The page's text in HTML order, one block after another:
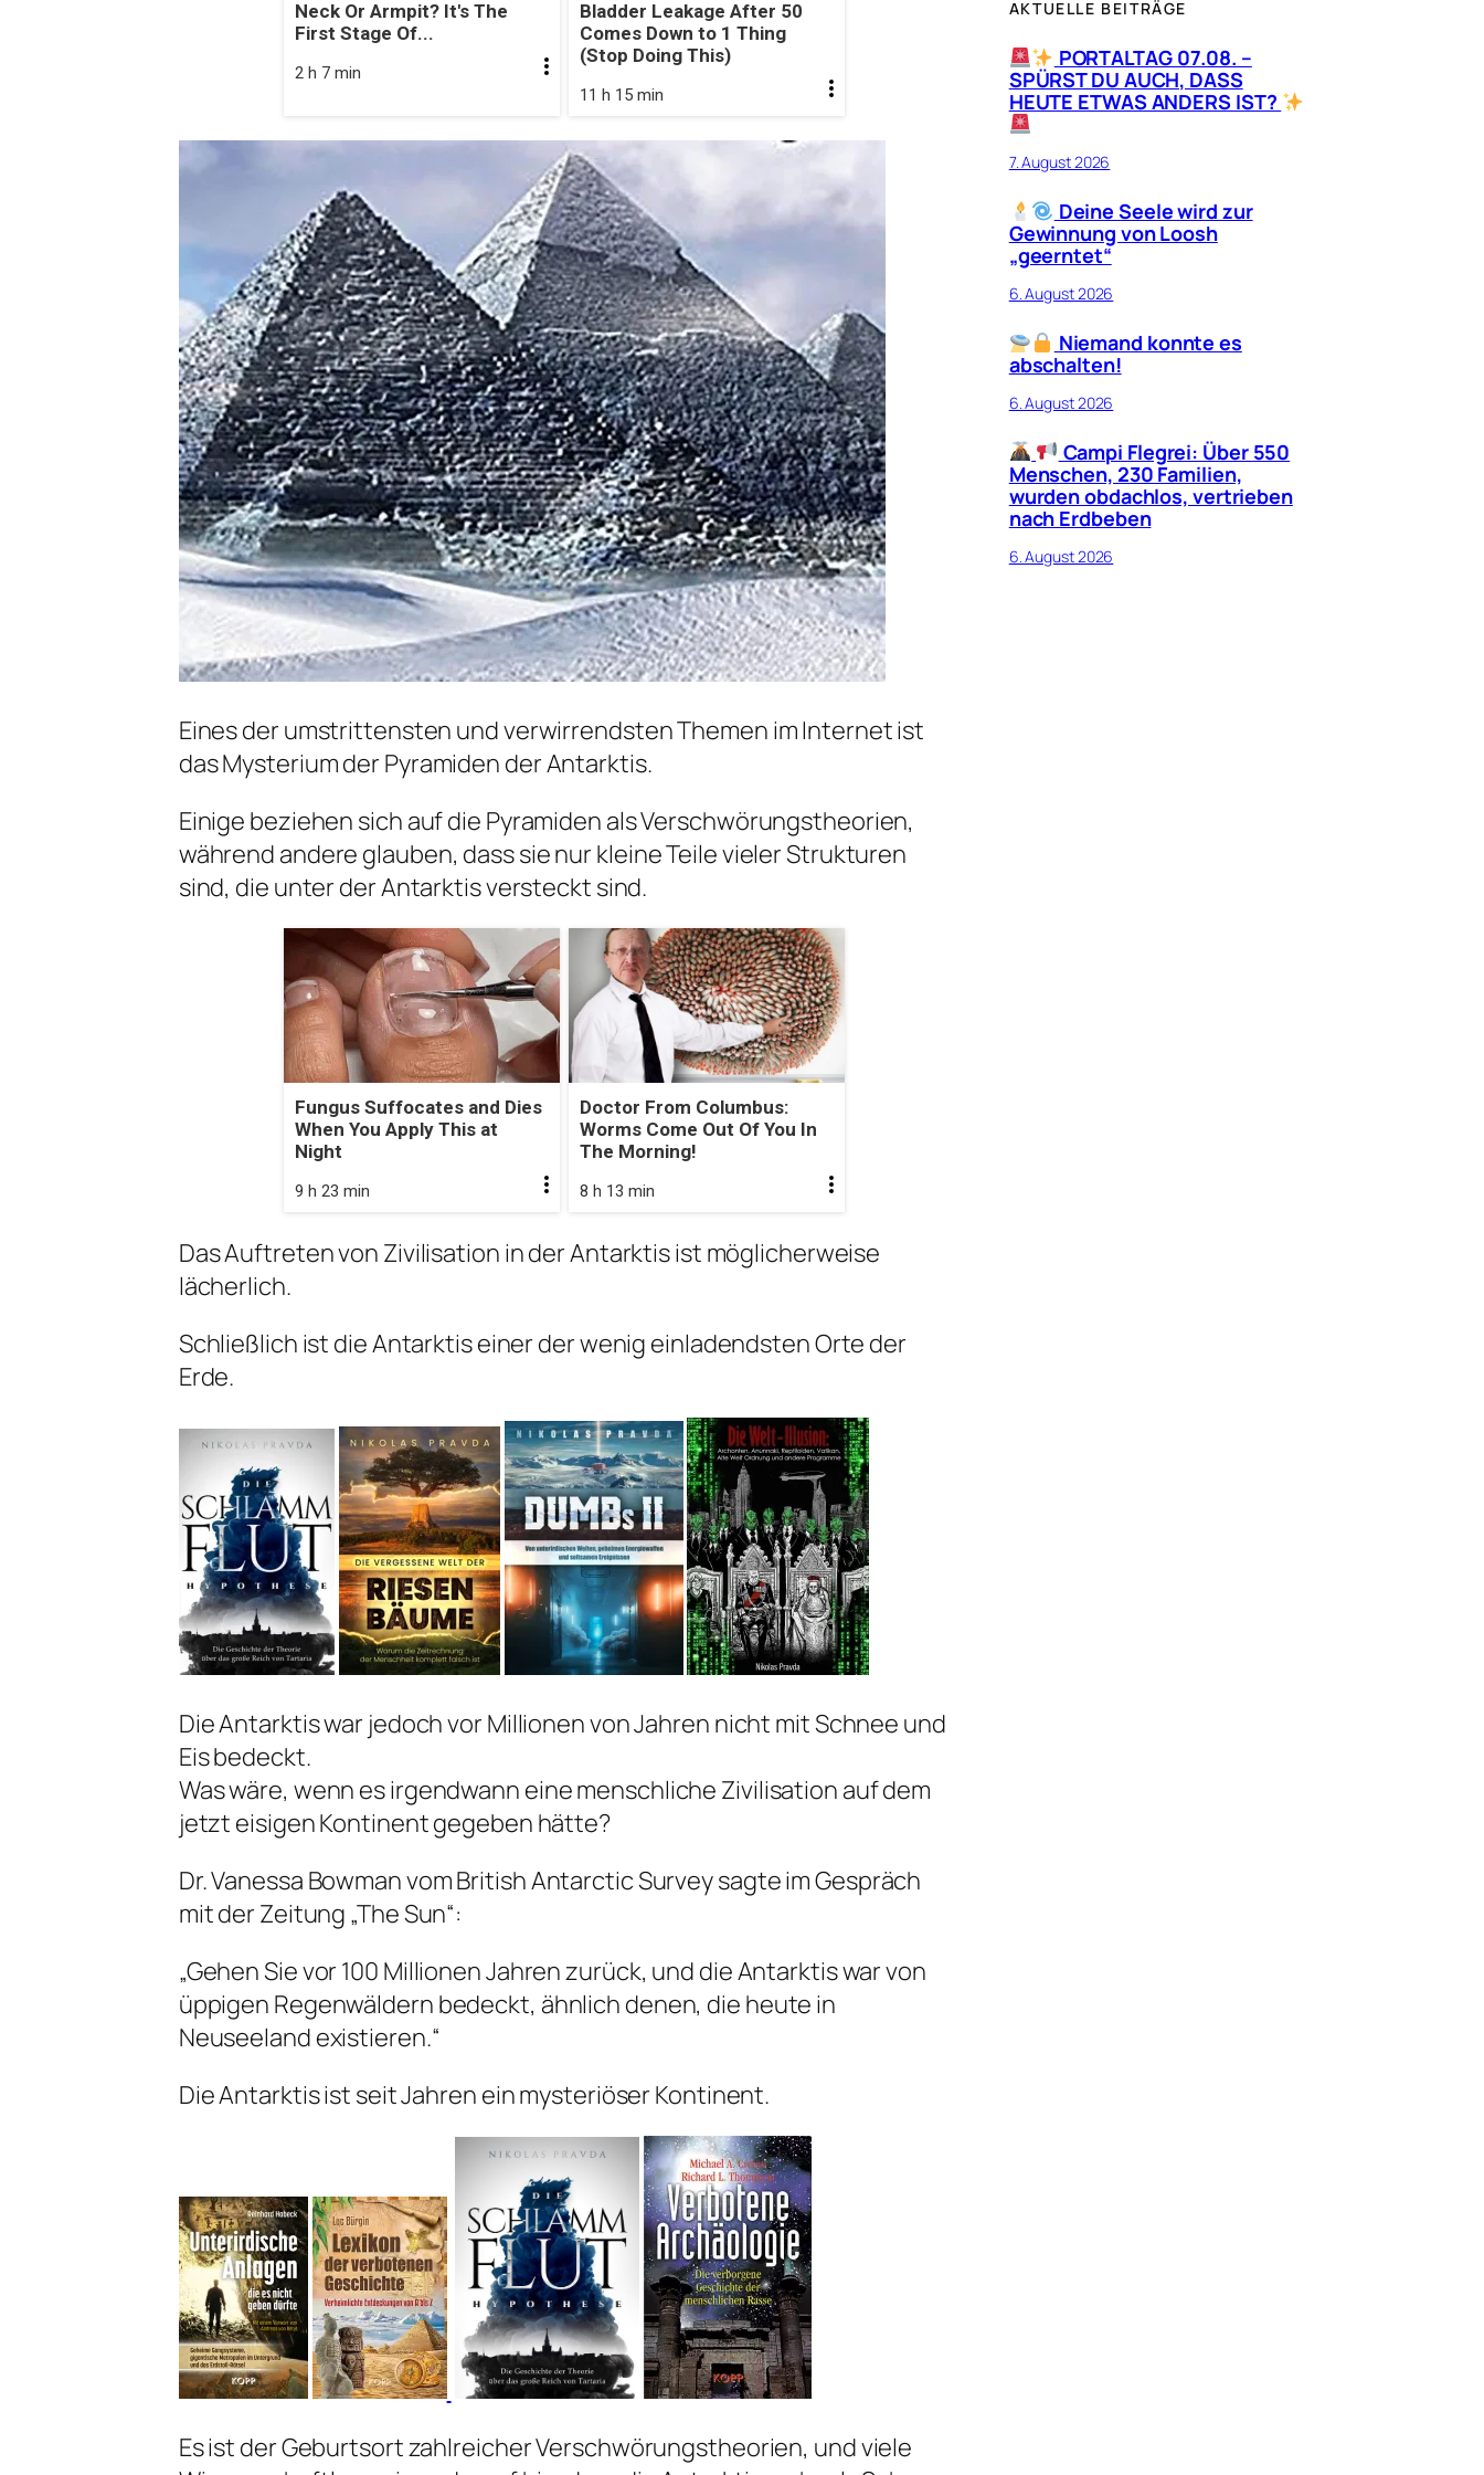
Neck Or Armpit? It's The
First Stage Of...
2 h 7 min
Bladder Leakage After 50
Comes Down to 1 Thing
(Stop Doing This)
11 h 15 min
Eines der umstrittensten und verwirrendsten Themen im Internet ist
das Mysterium der Pyramiden der Antarktis.
Einige beziehen sich auf die Pyramiden als Verschwörungstheorien,
während andere glauben, dass sie nur kleine Teile vieler Strukturen
sind, die unter der Antarktis versteckt sind.
Fungus Suffocates and Dies
When You Apply This at
Night
9 h 23 min
Doctor From Columbus:
Worms Come Out Of You In
The Morning!
8 h 13 min
Das Auftreten von Zivilisation in der Antarktis ist möglicherweise
lächerlich.
Schließlich ist die Antarktis einer der wenig einladendsten Orte der
Erde.
Die Antarktis war jedoch vor Millionen von Jahren nicht mit Schnee und
Eis bedeckt.
Was wäre, wenn es irgendwann eine menschliche Zivilisation auf dem
jetzt eisigen Kontinent gegeben hätte?
Dr. Vanessa Bowman vom British Antarctic Survey sagte im Gespräch
mit der Zeitung „The Sun“:
„Gehen Sie vor 100 Millionen Jahren zurück, und die Antarktis war von
üppigen Regenwäldern bedeckt, ähnlich denen, die heute in
Neuseeland existieren.“
Die Antarktis ist seit Jahren ein mysteriöser Kontinent.
Es ist der Geburtsort zahlreicher Verschwörungstheorien, und viele
AKTUELLE BEITRÄGE
PORTALTAG 07.08. –
SPÜRST DU AUCH, DASS
HEUTE ETWAS ANDERS IST?
7. August 2026
Deine Seele wird zur
Gewinnung von Loosh
„geerntet“
6. August 2026
Niemand konnte es
abschalten!
6. August 2026
Campi Flegrei: Über 550
Menschen, 230 Familien,
wurden obdachlos, vertrieben
nach Erdbeben
6. August 2026